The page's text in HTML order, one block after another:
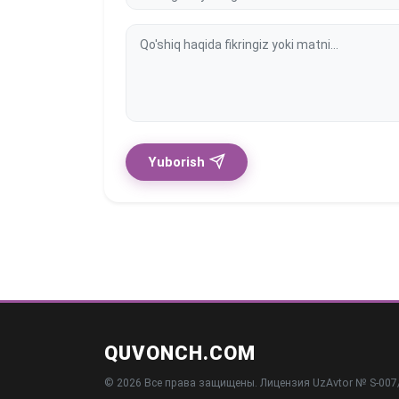
Yuborish
QUVONCH.COM
© 2026 Все права защищены. Лицензия UzAvtor № S-